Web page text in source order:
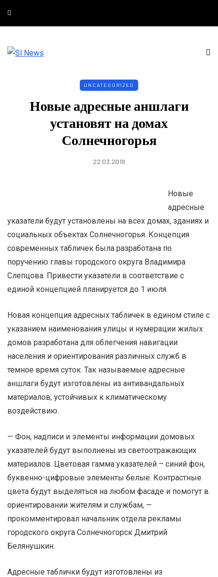
UNCATEGORIZED
Новые адресные аншлаги
установят на домах
Солнечногорья
22.03.2019
Новые
адресные
указатели будут установлены на всех домах, зданиях и
социальных объектах Солнечногорья. Концепция
современных табличек была разработана по
поручению главы городского округа Владимира
Слепцова. Привести указатели в соответствие с
единой концепцией планируется до 1 июля.
Новая концепция адресных табличек в едином стиле с
указанием наименования улицы и нумерации жилых
домов разработана для облегчения навигации
населения и ориентирования различных служб в
темное время суток. Так называемые адресные
аншлаги будут изготовлены из антивандальных
материалов, устойчивых к климатическому
воздействию.
— Фон, надписи и элементы информации домовых
указателей будут выполнены из светоотражающих
материалов. Цветовая гамма указателей – синий фон,
буквенно-цифровые элементы белые. Контрастные
цвета будут выделяться на любом фасаде и помогут в
ориентировании жителям и службам, —
прокомментировал начальник отдела рекламы
городского округа Солнечногорск Дмитрий
Белянушкин.
Адресные таблички будут изготовлены из